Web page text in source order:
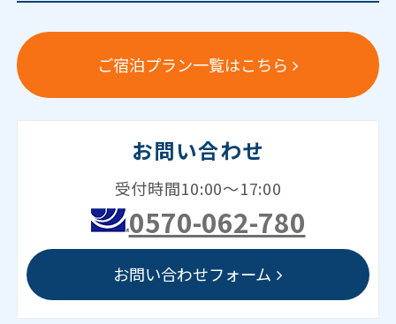
ご宿泊プラン一覧はこちら
お問い合わせ
受付時間10:00～17:00
0570-062-780
お問い合わせフォーム